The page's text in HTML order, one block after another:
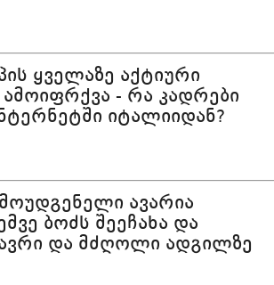
ყველაზე აქტიური
ამოიფრქვა - რა კადრები
იტალიიდან?
ავარია
ბოძს შეეჩახა და
და მძღოლი ადგილზე